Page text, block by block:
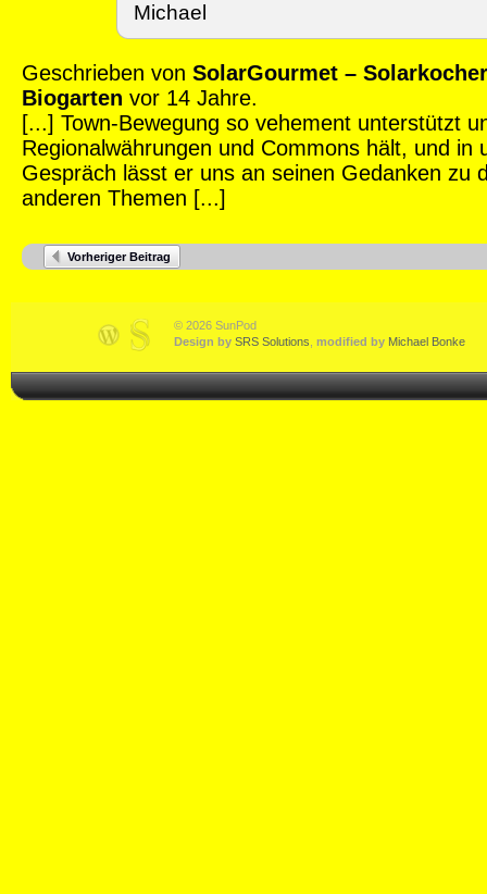
Michael
Geschrieben von SolarGourmet –
Biogarten vor 14 Jahre.
[...] Town-Bewegung so vehement unterstützt
Regionalwährungen und Commons hält, und in
Gespräch lässt er uns an seinen Gedanken zu
anderen Themen [...]
Vorheriger Beitrag
© 2026 SunPod
Design by SRS Solutions modified by Michael Bonke